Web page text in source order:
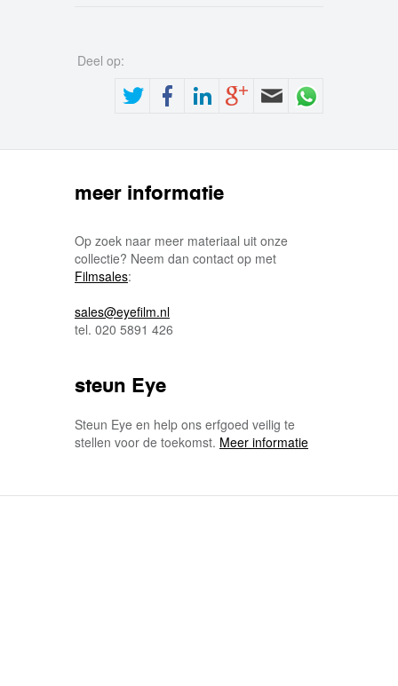
Deel op:
meer informatie
Op zoek naar meer materiaal uit onze
collectie? Neem dan contact op met
Filmsales:
sales@eyefilm.nl
tel. 020 5891 426
steun Eye
Steun Eye en help ons erfgoed veilig te
stellen voor de toekomst. Meer informatie